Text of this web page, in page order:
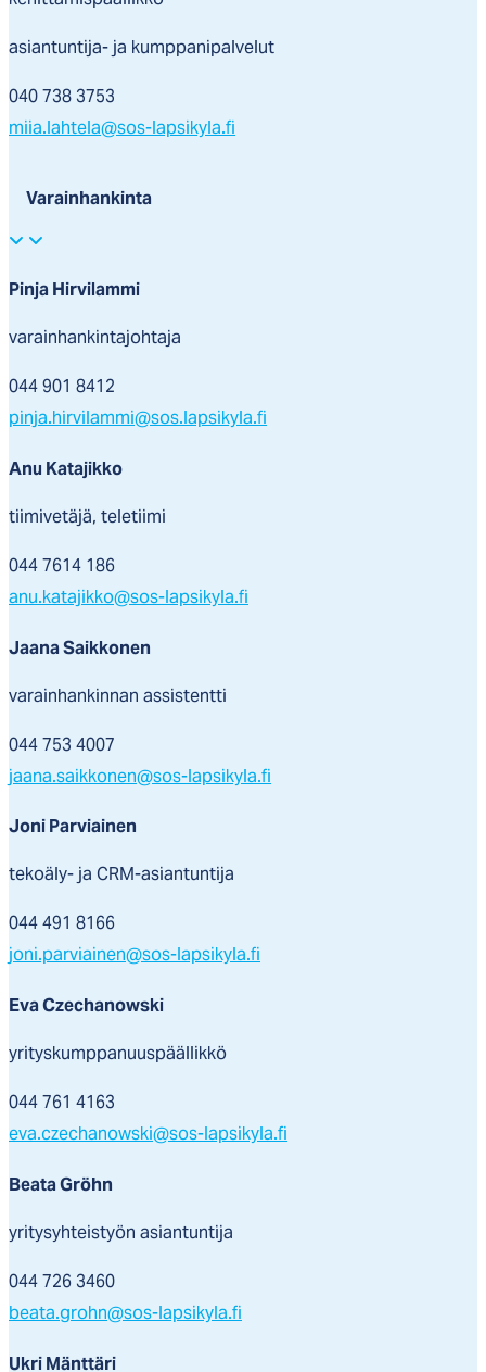
asiantuntija- ja kumppanipalvelut
040 738 3753
miia.lahtela@sos-lapsikyla.fi
Varainhankinta
Pinja Hirvilammi
varainhankintajohtaja
044 901 8412
pinja.hirvilammi@sos.lapsikyla.fi
Anu Katajikko
tiimivetäjä, teletiimi
044 7614 186
anu.katajikko@sos-lapsikyla.fi
Jaana Saikkonen
varainhankinnan assistentti
044 753 4007
jaana.saikkonen@sos-lapsikyla.fi
Joni Parviainen
tekoäly- ja CRM-asiantuntija
044 491 8166
joni.parviainen@sos-lapsikyla.fi
Eva Czechanowski
yrityskumppanuuspäällikkö
044 761 4163
eva.czechanowski@sos-lapsikyla.fi
Beata Gröhn
yritysyhteistyön asiantuntija
044 726 3460
beata.grohn@sos-lapsikyla.fi
Ukri Mänttäri